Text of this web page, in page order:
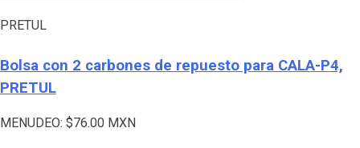
PRETUL
Bolsa con 2 carbones de repuesto para CALA-P4,
PRETUL
MENUDEO: $76.00 MXN